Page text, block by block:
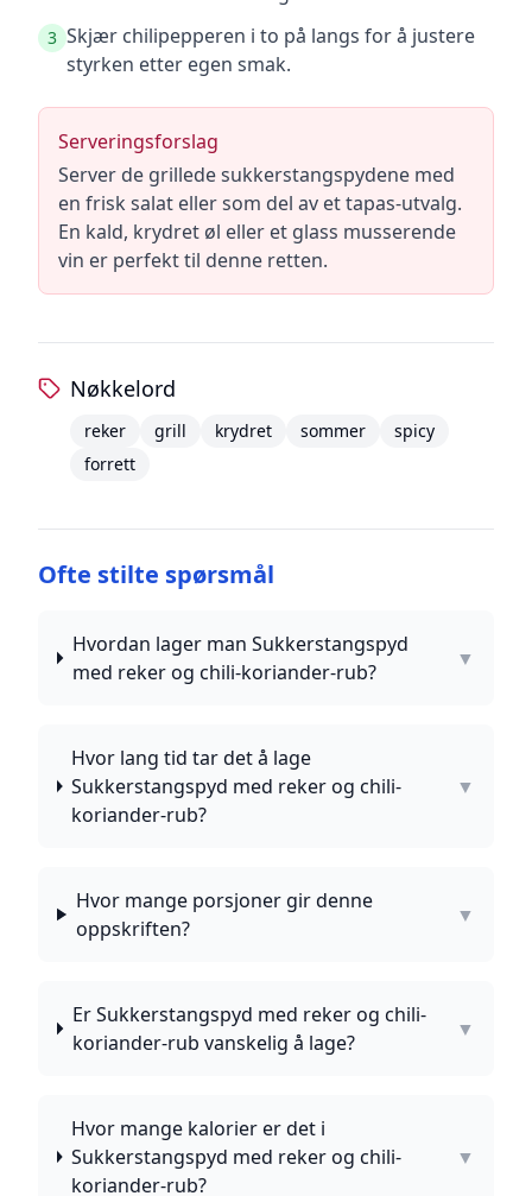
3 Skjær chilipepperen i to på langs for å justere
styrken etter egen smak.
Serveringsforslag
Server de grillede sukkerstangspydene med
en frisk salat eller som del av et tapas-utvalg.
En kald, krydret øl eller et glass musserende
vin er perfekt til denne retten.
Nøkkelord
reker grill krydret sommer
spicy
forrett
Ofte stilte spørsmål
Hvordan lager man Sukkerstangspyd
med reker og chili-koriander-rub?
▼
Hvor lang tid tar det å lage
Sukkerstangspyd med reker og chili-
koriander-rub?
▼
Hvor mange porsjoner gir denne
oppskriften?
▼
Er Sukkerstangspyd med reker og chili-
koriander-rub vanskelig å lage?
▼
Hvor mange kalorier er det i
Sukkerstangspyd med reker og chili-
koriander-rub?
▼